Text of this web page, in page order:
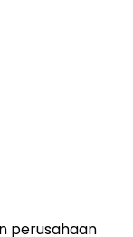
perusahaan